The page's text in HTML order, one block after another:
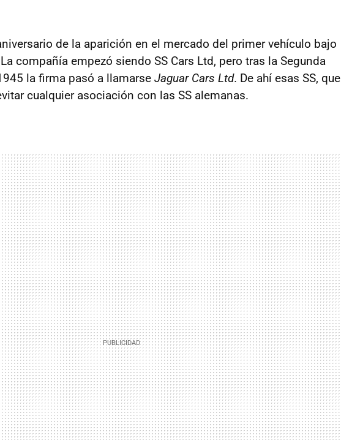
de la aparición en el mercado del primer vehículo bajo
compañía empezó siendo SS Cars Ltd, pero tras la Segunda
la firma pasó a llamarse Jaguar Cars Ltd. De ahí esas SS, que
cualquier asociación con las SS alemanas.